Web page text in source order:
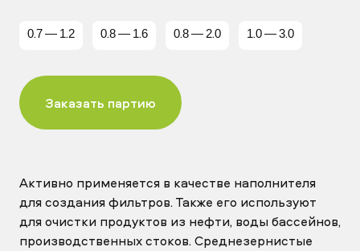
0.7 — 1.2 0.8 — 1.6 0.8 — 2.0 1.0 — 3.0
Заказать партию
Активно применяется в качестве наполнителя
для создания фильтров. Также его используют
для очистки продуктов из нефти, воды бассейнов,
производственных стоков. Среднезернистые